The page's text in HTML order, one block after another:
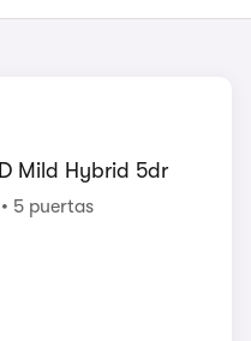
Mild Hybrid 5dr
5 puertas